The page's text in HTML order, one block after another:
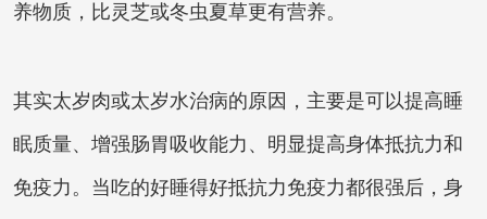
养物质，比灵芝或冬虫夏草更有营养。
其实太岁肉或太岁水治病的原因，主要是可以提高睡
眠质量、增强肠胃吸收能力、明显提高身体抵抗力和
免疫力。当吃的好睡得好抵抗力免疫力都很强后，身